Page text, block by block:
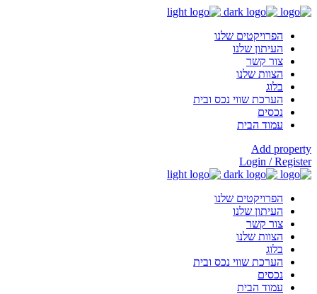
הפרויקטים שלנו
העיתון שלנו
צור קשר
הצוות שלנו
בלוג
הערכת שווי נכס ובית
נכסים
עמוד הבית
Add property
Login / Register
הפרויקטים שלנו
העיתון שלנו
צור קשר
הצוות שלנו
בלוג
הערכת שווי נכס ובית
נכסים
עמוד הבית